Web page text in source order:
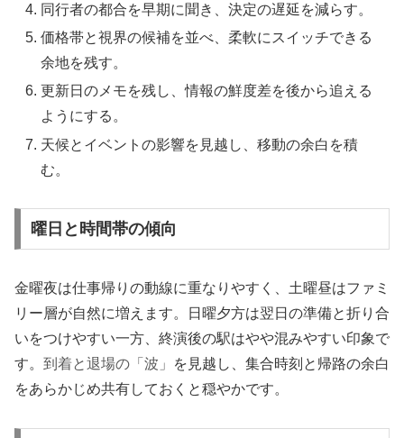
同行者の都合を早期に聞き、決定の遅延を減らす。
価格帯と視界の候補を並べ、柔軟にスイッチできる
余地を残す。
更新日のメモを残し、情報の鮮度差を後から追える
ようにする。
天候とイベントの影響を見越し、移動の余白を積
む。
曜日と時間帯の傾向
金曜夜は仕事帰りの動線に重なりやすく、土曜昼はファミ
リー層が自然に増えます。日曜夕方は翌日の準備と折り合
いをつけやすい一方、終演後の駅はやや混みやすい印象で
す。 到着と退場の「波」
を見越し、集合時刻と帰路の余白
をあらかじめ共有しておくと穏やかです。